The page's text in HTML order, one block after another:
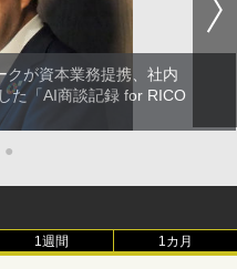
クが資本業務提携、社内
た「AI商談記録 for RICO
●
1週間 1カ月